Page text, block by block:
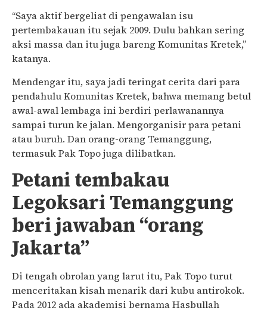
“Saya aktif bergeliat di pengawalan isu
pertembakauan itu sejak 2009. Dulu bahkan sering
aksi massa dan itu juga bareng Komunitas Kretek,”
katanya.
Mendengar itu, saya jadi teringat cerita dari para
pendahulu Komunitas Kretek, bahwa memang betul
awal-awal lembaga ini berdiri perlawanannya
sampai turun ke jalan. Mengorganisir para petani
atau buruh. Dan orang-orang Temanggung,
termasuk Pak Topo juga dilibatkan.
Petani tembakau
Legoksari Temanggung
beri jawaban “orang
Jakarta”
Di tengah obrolan yang larut itu, Pak Topo turut
menceritakan kisah menarik dari kubu antirokok.
Pada 2012 ada akademisi bernama Hasbullah